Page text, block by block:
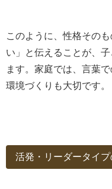
このように、性格その
い」と伝えることが、
ます。家庭では、言葉
環境づくりも大切です。
活発・リーダータイ